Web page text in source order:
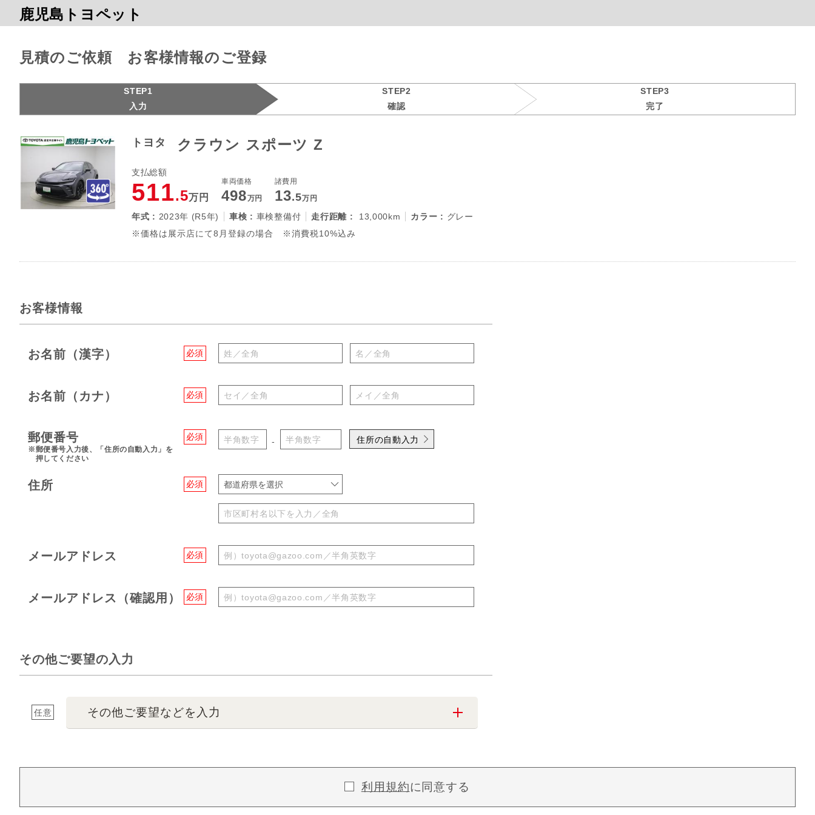
鹿児島トヨペット
見積のご依頼 お客様情報のご登録
STEP1
入力
STEP2
確認
STEP3
完了
トヨタ クラウン スポーツ Z
支払総額
511.5万円
車両価格
498万円
諸費用
13.5万円
年式 : 2023年 (R5年) 車検 : 車検整備付 走行距離 : 13,000km カラー : グレー
※価格は展示店にて8月登録の場合 ※消費税10%込み
お客様情報
必須
お名前（漢字）
必須
お名前（カナ）
必須
郵便番号
※郵便番号入力後、「住所の自動入力」を
押してください
- 住所の自動入力
必須
住所 都道府県を選択
必須
メールアドレス
必須
メールアドレス（確認用）
その他ご要望の入力
任意 その他ご要望などを入力
利用規約に同意する